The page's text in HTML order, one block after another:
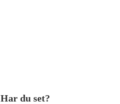
Har du set?